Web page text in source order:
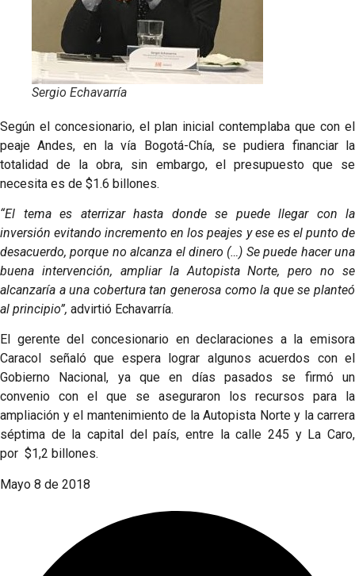
Sergio Echavarría
Según el concesionario, el plan inicial contemplaba que con el
peaje Andes, en la vía Bogotá-Chía, se pudiera financiar la
totalidad de la obra, sin embargo, el presupuesto que se
necesita es de $1.6 billones.
“El tema es aterrizar hasta donde se puede llegar con la
inversión evitando incremento en los peajes y ese es el punto de
desacuerdo, porque no alcanza el dinero (…) Se puede hacer una
buena intervención, ampliar la Autopista Norte, pero no se
alcanzaría a una cobertura tan generosa como la que se planteó
al principio”, advirtió Echavarría.
El gerente del concesionario en declaraciones a la emisora
Caracol señaló que espera lograr algunos acuerdos con el
Gobierno Nacional, ya que en días pasados se firmó un
convenio con el que se aseguraron los recursos para la
ampliación y el mantenimiento de la Autopista Norte y la carrera
séptima de la capital del país, entre la calle 245 y La Caro,
por $1,2 billones.
Mayo 8 de 2018